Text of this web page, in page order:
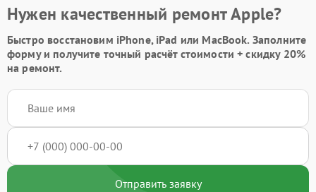
Нужен качественный ремонт Apple?
Быстро восстановим iPhone, iPad или MacBook. Заполните
формуи получите точный расчёт стоимости +скидку 20%
на ремонт.
Отправить заявку